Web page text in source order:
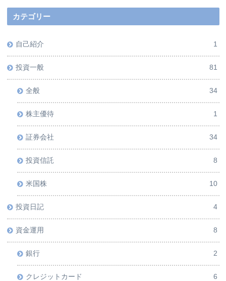
カテゴリー
自己紹介 1
投資一般 81
全般 34
株主優待 1
証券会社 34
投資信託 8
米国株 10
投資日記 4
資金運用 8
銀行 2
クレジットカード 6